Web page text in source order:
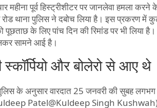
पूर्व हिस्ट्रीशीटर पर जानलेवा हमला करने
थाना पुलिस ने दबोच लिया है। इस प्रकरण में
पूछताछ के लिए पांच दिन की रिमांड पर भी
सामने आई है।
स्कॉर्पियो और बोलेरो से आए थे
के अनुसार वारदात 25 जनवरी की सुबह
Patel@Kuldeep Singh